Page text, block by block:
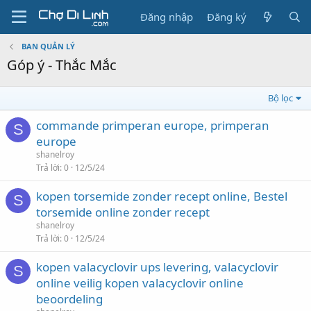
Đăng nhập Đăng ký
BAN QUẢN LÝ
Góp ý - Thắc Mắc
Bộ lọc
S
commande primperan europe, primperan
europe
shanelroy
Trả lời 0 12/5/24
S
kopen torsemide zonder recept online, Bestel
torsemide online zonder recept
shanelroy
Trả lời 0 12/5/24
S
kopen valacyclovir ups levering, valacyclovir
online veilig kopen valacyclovir online
beoordeling